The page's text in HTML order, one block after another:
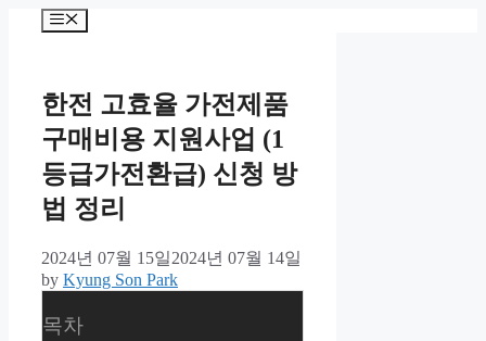
메
한전 고효율 가전제품
구매비용 지원사업 (1
등급가전환급) 신청 방
법 정리
2024년 07월 15일2024년 07월 14일
by Kyung Son Park
목차